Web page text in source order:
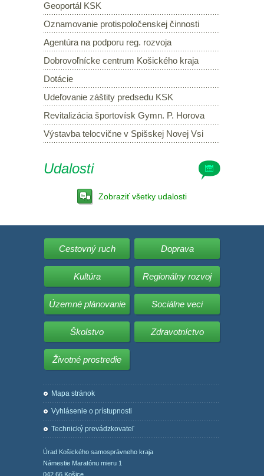
Geoportál KSK
Oznamovanie protispoločenskej činnosti
Agentúra na podporu reg. rozvoja
Dobrovoľnícke centrum Košického kraja
Dotácie
Udeľovanie záštity predsedu KSK
Revitalizácia športovísk Gymn. P. Horova
Výstavba telocvične v Spišskej Novej Vsi
Udalosti
Zobraziť všetky udalosti
Cestovný ruch Doprava
Kultúra Regionálny rozvoj
Územné plánovanie Sociálne veci
Školstvo Zdravotníctvo
Životné prostredie
Mapa stránok
Vyhlásenie o prístupnosti
Technický prevádzkovateľ
Úrad Košického samosprávneho kraja
Námestie Maratónu mieru 1
042 66 Košice